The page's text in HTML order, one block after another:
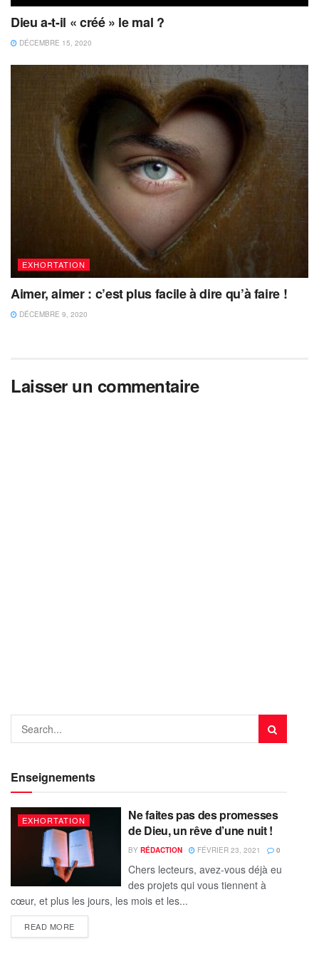
Dieu a-t-il « créé » le mal ?
DÉCEMBRE 15, 2020
EXHORTATION
Aimer, aimer : c’est plus facile à dire qu’à faire !
DÉCEMBRE 9, 2020
Laisser un commentaire
Enseignements
EXHORTATION
Ne faites pas des promesses
de Dieu, un rêve d’une nuit !
BY RÉDACTION FÉVRIER 23, 2021 0
Chers lecteurs, avez-vous déjà eu
des projets qui vous tiennent à
cœur, et plus les jours, les mois et les...
READ MORE